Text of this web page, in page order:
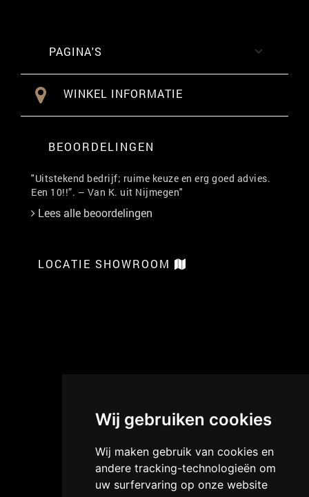
Wij gebruiken cookies
Wij maken gebruik van cookies en
andere tracking-technologieën om
uw surfervaring op onze website
PAGINA'S 
WINKEL INFORMATIE
BEOORDELINGEN
"Uitstekend bedrijf; ruime keuze en erg goed advies.
Een 10!!”. – Van K. uit Nijmegen"
Lees alle beoordelingen
LOCATIE SHOWROOM